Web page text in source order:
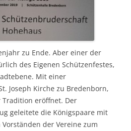
zu Ende. Aber einer der
des Eigenen Schützenfestes,
Mit einer
Joseph Kirche zu Bredenborn,
eröffnet. Der
geleitete die Königspaare mit
der Vereine zum